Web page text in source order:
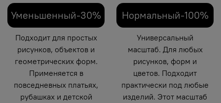
Уменьшенный-30%
Подходит для простых
рисунков, объектов и
геометрических форм.
Применяется в
повседневных платьях,
рубашках и детской
Нормальный-100%
Универсальный
масштаб. Для любых
рисунков, форм и
цветов. Подходит
практически под любые
изделий. Этот масштаб